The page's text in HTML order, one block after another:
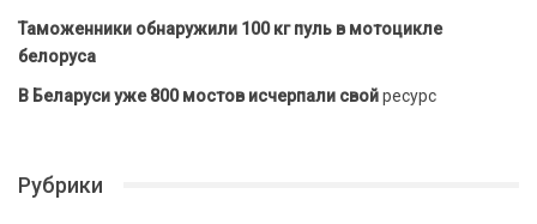
Таможенники обнаружили 100 кг пуль в мотоцикле
белоруса
В Беларуси уже 800 мостов исчерпали свойресурс
Рубрики